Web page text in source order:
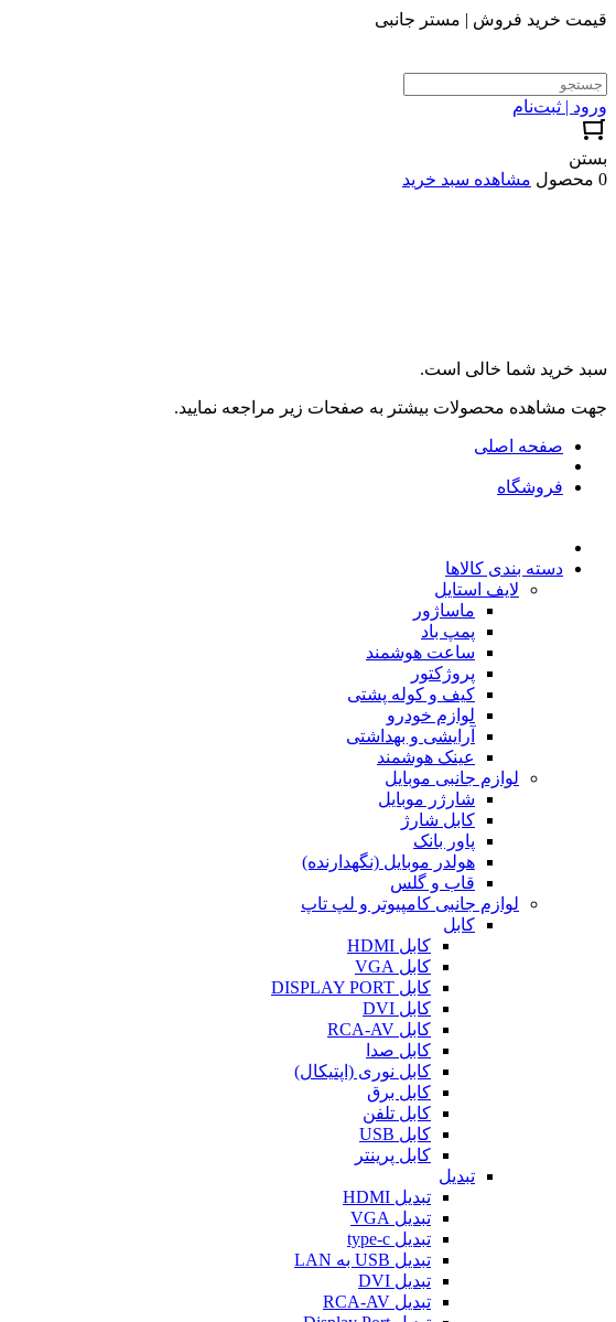
قیمت خرید فروش | مستر جانبی
ورود | ثبت‌نام
بستن
0 محصول
مشاهده سبد خرید
سبد خرید شما خالی است.
جهت مشاهده محصولات بیشتر به صفحات زیر مراجعه نمایید.
صفحه اصلی
فروشگاه
دسته بندی کالاها
لایف استایل
ماساژور
پمپ باد
ساعت هوشمند
پروژکتور
کیف و کوله پشتی
لوازم خودرو
آرایشی و بهداشتی
عینک هوشمند
لوازم جانبی موبایل
شارژر موبایل
کابل شارژ
پاور بانک
هولدر موبایل (نگهدارنده)
قاب و گلس
لوازم جانبی کامپیوتر و لپ تاپ
کابل
کابل HDMI
کابل VGA
کابل DISPLAY PORT
کابل DVI
کابل RCA-AV
کابل صدا
کابل نوری (اپتیکال)
کابل برق
کابل تلفن
کابل USB
کابل پرینتر
تبدیل
تبدیل HDMI
تبدیل VGA
تبدیل type-c
تبدیل USB به LAN
تبدیل DVI
تبدیل RCA-AV